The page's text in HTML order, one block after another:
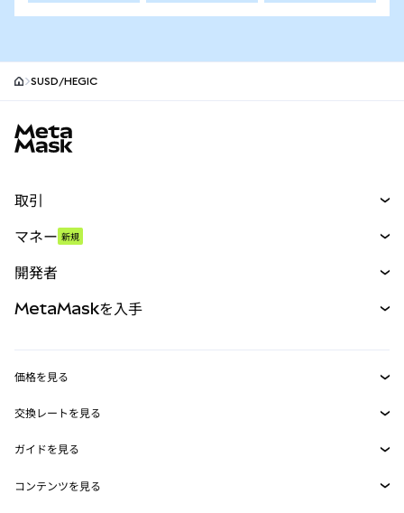
SUSD/HEGIC
取引
パーペチュアル
RWA
マネー 新規
開発者
MetaMask Connect
Snaps
Web3サービス
MetaMaskを入手
セキュリティ
サポート
価格を見る
イーサリアムの価格
Solanaの価格
交換レートを見る
ETH→USD
USDT→INR
ガイドを見る
ETHの購入
コンテンツを見る